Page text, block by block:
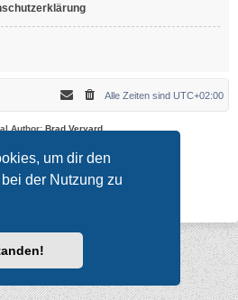
um dir den
der Nutzung zu
Alle Zeiten sind UTC+02:00
Author: Brad Veryard
® Forum Software © phpBB Limited
durchphpBB.de